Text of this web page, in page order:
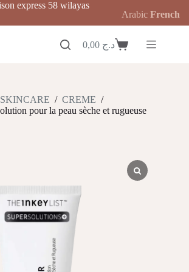
express 58 wilayas
Panierد.ج
SKINCARE / CREME /
pour la peau sèche et rugueuse
Arabic French